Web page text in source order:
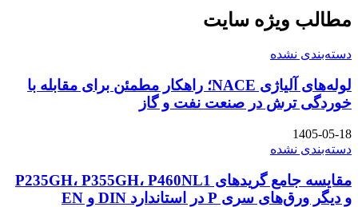
مطالب ویژه سایت
دسته‌بندی نشده
لوله‌های آلیاژی NACE؛ راهکار مطمئن برای مقابله با
خوردگی ترش در صنعت نفت و گاز
1405-05-18
دسته‌بندی نشده
مقایسه جامع گریدهای P235GH، P355GH، P460NL1
و دیگر ورق‌های سری P در استاندارد DIN و EN